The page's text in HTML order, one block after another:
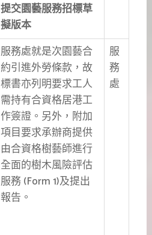
提交園藝服務招標草
擬版本
服務處就是次園藝合
約引進外勞條款，故
標書亦列明要求工人
需持有合資格居港工
作簽證。另外，附加
項目要求承辦商提供
由合資格樹藝師進行
全面的樹木風險評估
服務 (Form 1)及提出
報告。
服
務
處